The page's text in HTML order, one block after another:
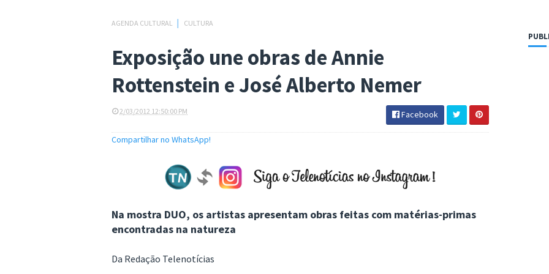
AGENDA CULTURAL CULTURA
Exposição une obras de Annie
Rottenstein e José Alberto Nemer
2/03/2012 12:50:00 PM Facebook
Compartilhar no WhatsApp!
Na mostra DUO, os artistas apresentam obras feitas com matérias-primas
encontradas na natureza
Da Redação Telenotícias